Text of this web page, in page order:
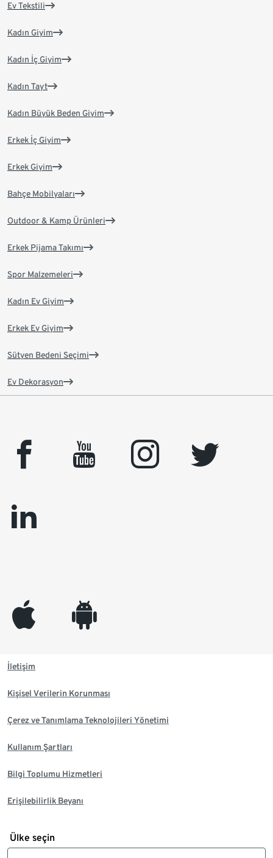
Ev Tekstili
Kadın Giyim
Kadın İç Giyim
Kadın Tayt
Kadın Büyük Beden Giyim
Erkek İç Giyim
Erkek Giyim
Bahçe Mobilyaları
Outdoor & Kamp Ürünleri
Erkek Pijama Takımı
Spor Malzemeleri
Kadın Ev Giyim
Erkek Ev Giyim
Sütyen Bedeni Seçimi
Ev Dekorasyon
facebook youtube instagram
twitter
linkedin
appleinc android
İletişim
Kişisel Verilerin Korunması
Çerez ve Tanımlama Teknolojileri Yönetimi
Kullanım Şartları
Bilgi Toplumu Hizmetleri
Erişilebilirlik Beyanı
Ülke seçin